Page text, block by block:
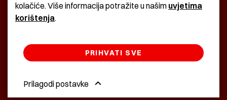
KRASNA ZEMLJA
kolačiće. Više informacija potražite u našim uvjetima
korištenja.
Prilagodi postavke
PRIHVATI SVE